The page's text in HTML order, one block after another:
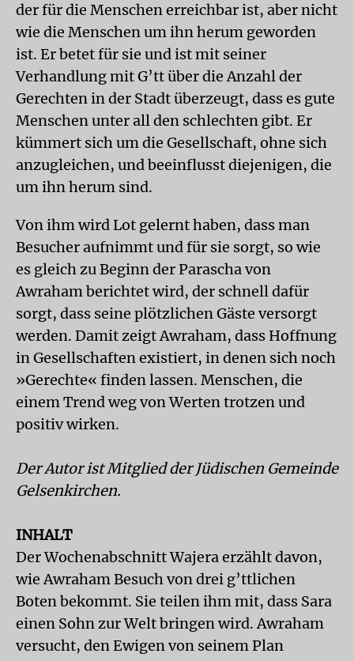
der für die Menschen erreichbar ist, aber nicht
wie die Menschen um ihn herum geworden
ist. Er betet für sie und ist mit seiner
Verhandlung mit G’tt über die Anzahl der
Gerechten in der Stadt überzeugt, dass es gute
Menschen unter all den schlechten gibt. Er
kümmert sich um die Gesellschaft, ohne sich
anzugleichen, und beeinflusst diejenigen, die
um ihn herum sind.
Von ihm wird Lot gelernt haben, dass man
Besucher aufnimmt und für sie sorgt, so wie
es gleich zu Beginn der Parascha von
Awraham berichtet wird, der schnell dafür
sorgt, dass seine plötzlichen Gäste versorgt
werden. Damit zeigt Awraham, dass Hoffnung
in Gesellschaften existiert, in denen sich noch
»Gerechte« finden lassen. Menschen, die
einem Trend weg von Werten trotzen und
positiv wirken.
Der Autor ist Mitglied der Jüdischen Gemeinde
Gelsenkirchen.
INHALT
Der Wochenabschnitt Wajera erzählt davon,
wie Awraham Besuch von drei g’ttlichen
Boten bekommt. Sie teilen ihm mit, dass Sara
einen Sohn zur Welt bringen wird. Awraham
versucht, den Ewigen von seinem Plan